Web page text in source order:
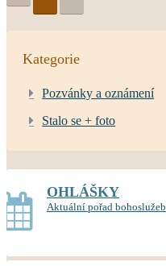
Kategorie
Pozvánky a oznámení
Stalo se + foto
OHLÁŠKY
Aktuální pořad bohoslužeb